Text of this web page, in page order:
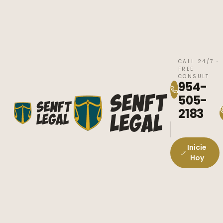
CALL 24/7 ·
FREE
CONSULT
954-
505-
2183
Inicie
Hoy